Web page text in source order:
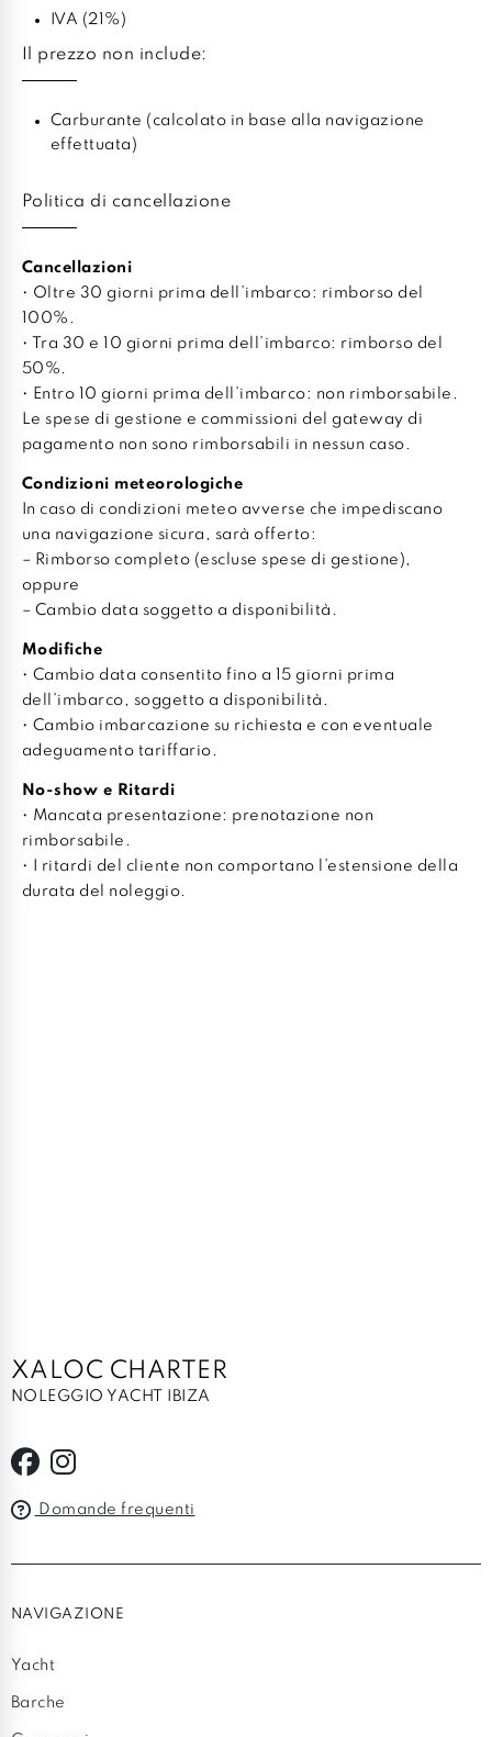
IVA (21%)
Il prezzo non include:
Carburante (calcolato in base alla navigazione
effettuata)
Politica di cancellazione
Cancellazioni
• Oltre 30 giorni prima dell’imbarco: rimborso del
100%.
• Tra 30 e 10 giorni prima dell’imbarco: rimborso del
50%.
• Entro 10 giorni prima dell’imbarco: non rimborsabile.
Le spese di gestione e commissioni del gateway di
pagamento non sono rimborsabili in nessun caso.
Condizioni meteorologiche
In caso di condizioni meteo avverse che impediscano
una navigazione sicura, sarà offerto:
– Rimborso completo (escluse spese di gestione),
oppure
– Cambio data soggetto a disponibilità.
Modifiche
• Cambio data consentito fino a 15 giorni prima
dell’imbarco, soggetto a disponibilità.
• Cambio imbarcazione su richiesta e con eventuale
adeguamento tariffario.
No-show e Ritardi
• Mancata presentazione: prenotazione non
rimborsabile.
• I ritardi del cliente non comportano l’estensione della
durata del noleggio.
XALOC CHARTER
NOLEGGIO YACHT IBIZA
Domande frequenti
NAVIGAZIONE
Yacht
Barche